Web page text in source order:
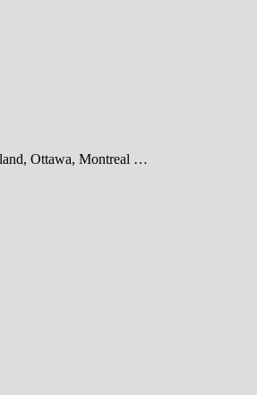
Ottawa, Montreal …